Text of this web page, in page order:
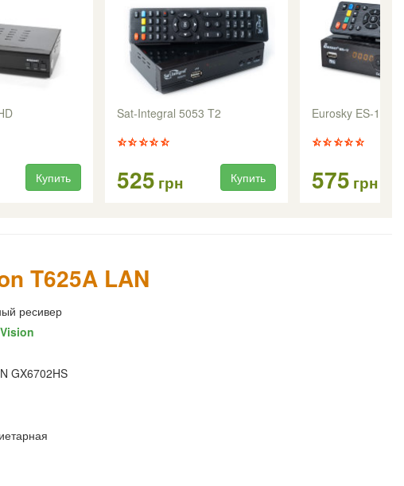
Купить
Sat-Integral 5053 T2
525 грн Купить
Eurosky ES-17 T2
575 грн
T625A LAN
ресивер
GX6702HS